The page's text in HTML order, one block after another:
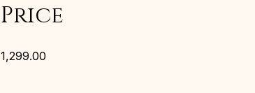
Price
₹1,299.00